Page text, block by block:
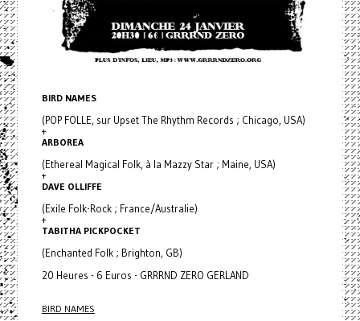
BIRD NAMES
(POP FOLLE, sur Upset The Rhythm Records ; Chicago, USA)
+
ARBOREA
(Ethereal Magical Folk, à la Mazzy Star ; Maine, USA)
+
DAVE OLLIFFE
(Exile Folk-Rock ; France/Australie)
+
TABITHA PICKPOCKET
(Enchanted Folk ; Brighton, GB)
20 Heures - 6 Euros - GRRRND ZERO GERLAND
BIRD NAMES